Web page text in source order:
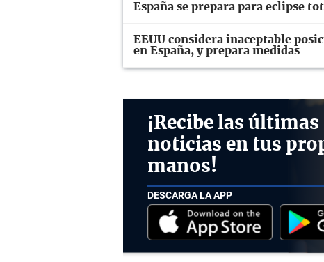
España se prepara para eclipse
EEUU considera inaceptable
en España, y prepara medidas
¡Recibe las últimas
noticias en tus
manos!
DESCARGA LA APP